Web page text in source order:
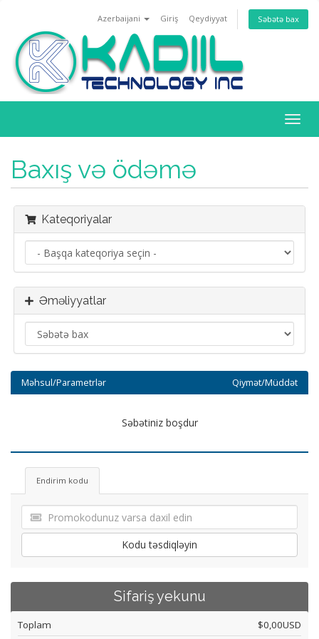
Azerbaijani Giriş Qeydiyyat Səbətə bax
keçid
Baxış və ödəmə
Kateqoriyalar
Əməliyyatlar
Məhsul/Parametrlər Qiymət/Müddət
Səbətiniz boşdur
Endirim kodu
Kodu təsdiqləyin
Sifariş yekunu
Toplam $0,00USD